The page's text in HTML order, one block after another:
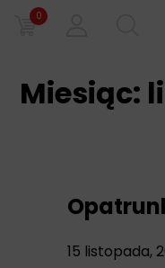
0
Miesiąc:
15 listopada,